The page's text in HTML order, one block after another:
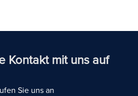
Kontakt mit uns auf
Sie uns an